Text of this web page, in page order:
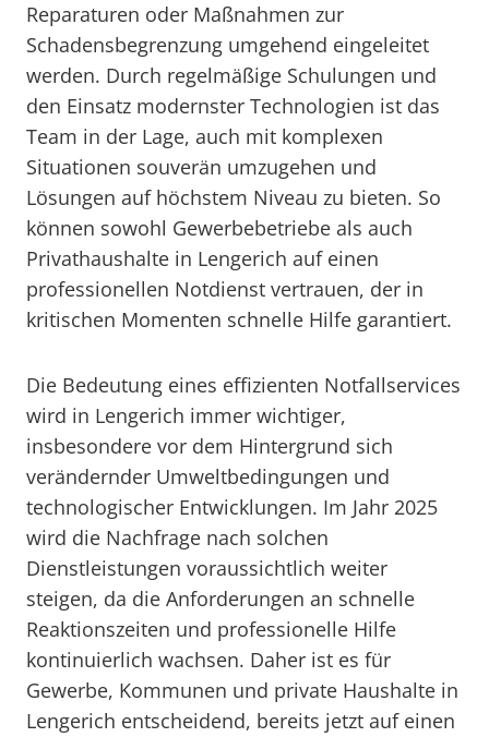
Reparaturen oder Maßnahmen zur
Schadensbegrenzung umgehend eingeleitet
werden. Durch regelmäßige Schulungen und
den Einsatz modernster Technologien ist das
Team in der Lage, auch mit komplexen
Situationen souverän umzugehen und
Lösungen auf höchstem Niveau zu bieten. So
können sowohl Gewerbebetriebe als auch
Privathaushalte in Lengerich auf einen
professionellen Notdienst vertrauen, der in
kritischen Momenten schnelle Hilfe garantiert.
Die Bedeutung eines effizienten Notfallservices
wird in Lengerich immer wichtiger,
insbesondere vor dem Hintergrund sich
verändernder Umweltbedingungen und
technologischer Entwicklungen. Im Jahr 2025
wird die Nachfrage nach solchen
Dienstleistungen voraussichtlich weiter
steigen, da die Anforderungen an schnelle
Reaktionszeiten und professionelle Hilfe
kontinuierlich wachsen. Daher ist es für
Gewerbe, Kommunen und private Haushalte in
Lengerich entscheidend, bereits jetzt auf einen